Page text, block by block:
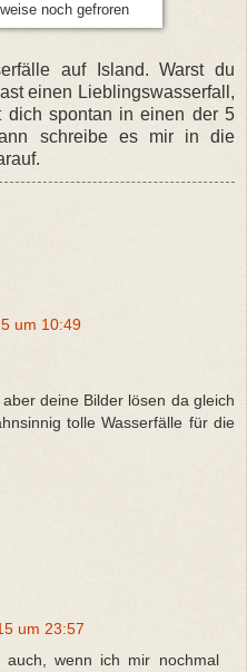
noch gefroren
auf Island. Warst du
einen Lieblingswasserfall,
dich spontan in einen der 5
schreibe es mir in die
um 10:49
deine Bilder lösen da gleich
tolle Wasserfälle für die
um 23:57
wenn ich mir nochmal